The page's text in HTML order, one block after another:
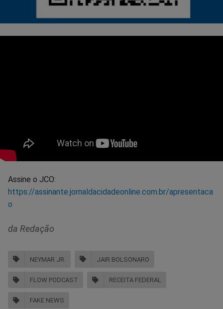
Assine o JCO:
https://assinante.jornaldacidadeonline.com.br/apresentaca
o
da Redação
NEYMAR JR. JAIR BOLSONARO
FLOW PODCAST RECEITA FEDERAL
FAKE NEWS